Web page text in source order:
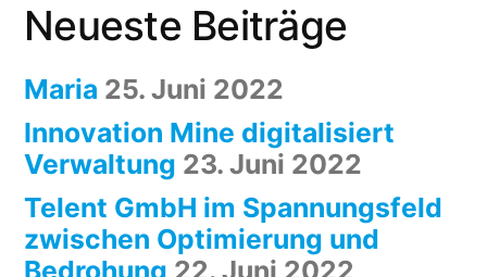
Neueste Beiträge
Maria 25. Juni 2022
Innovation Mine digitalisiert
Verwaltung 23. Juni 2022
Telent GmbH im Spannungsfeld
zwischen Optimierung und